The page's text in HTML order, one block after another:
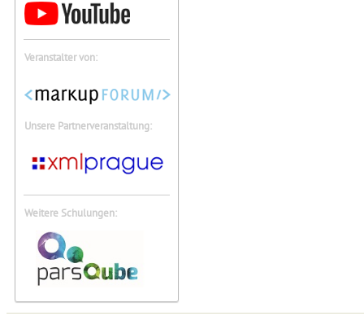
Veranstalter von:
Unsere Partnerveranstaltung:
Weitere Schulungen: